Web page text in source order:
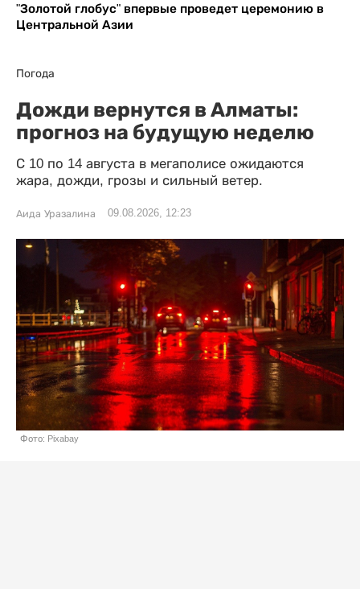
"Золотой глобус" впервые проведет церемонию в
Центральной Азии
Погода
Дожди вернутся в Алматы:
прогноз на будущую неделю
С 10 по 14 августа в мегаполисе ожидаются
жара, дожди, грозы и сильный ветер.
Аида Уразалина 09.08.2026, 12:23
Фото: Pixabay